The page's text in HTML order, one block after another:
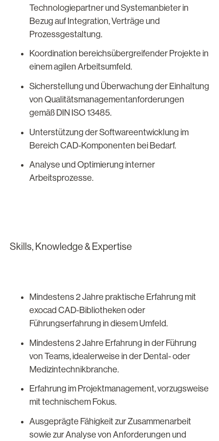
Technologiepartner und Systemanbieter in
Bezug auf Integration, Verträge und
Prozessgestaltung.
Koordination bereichsübergreifender Projekte in
einem agilen Arbeitsumfeld.
Sicherstellung und Überwachung der Einhaltung
von Qualitätsmanagementanforderungen
gemäß DIN ISO 13485.
Unterstützung der Softwareentwicklung im
Bereich CAD-Komponenten bei Bedarf.
Analyse und Optimierung interner
Arbeitsprozesse.
Skills, Knowledge & Expertise
Mindestens 2 Jahre praktische Erfahrung mit
exocad CAD-Bibliotheken oder
Führungserfahrung in diesem Umfeld.
Mindestens 2 Jahre Erfahrung in der Führung
von Teams, idealerweise in der Dental- oder
Medizintechnikbranche.
Erfahrung im Projektmanagement, vorzugsweise
mit technischem Fokus.
Ausgeprägte Fähigkeit zur Zusammenarbeit
sowie zur Analyse von Anforderungen und